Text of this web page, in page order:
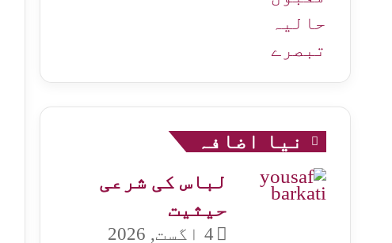
حالیہ
تبصرے
نیا اضافہ
لباس کی شرعی
حیثیت
4 اگست, 2026